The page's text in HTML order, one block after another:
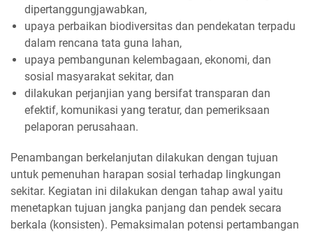
dipertanggungjawabkan,
upaya perbaikan biodiversitas dan pendekatan terpadu
dalam rencana tata guna lahan,
upaya pembangunan kelembagaan, ekonomi, dan
sosial masyarakat sekitar, dan
dilakukan perjanjian yang bersifat transparan dan
efektif, komunikasi yang teratur, dan pemeriksaan
pelaporan perusahaan.
Penambangan berkelanjutan dilakukan dengan tujuan
untuk pemenuhan harapan sosial terhadap lingkungan
sekitar. Kegiatan ini dilakukan dengan tahap awal yaitu
menetapkan tujuan jangka panjang dan pendek secara
berkala (konsisten). Pemaksimalan potensi pertambangan